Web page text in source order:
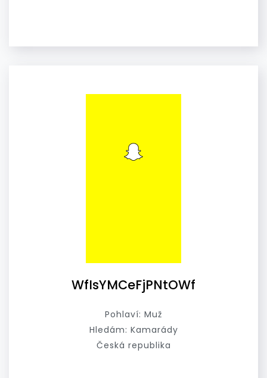
WfIsYMCeFjPNtOWf
Pohlaví: Muž
Hledám: Kamarády
Česká republika